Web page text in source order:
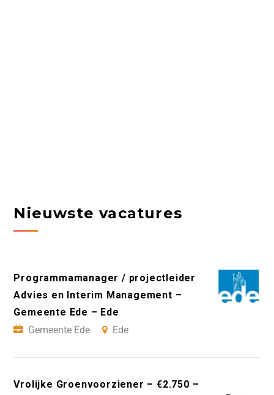
Nieuwste vacatures
Programmamanager / projectleider
Advies en Interim Management –
Gemeente Ede – Ede
Gemeente Ede
Ede
Vrolijke Groenvoorziener – €2.750 –